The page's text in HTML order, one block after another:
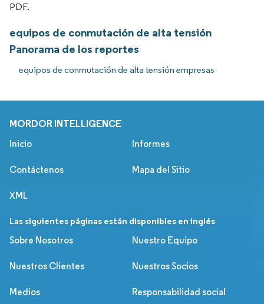
PDF.
equipos de conmutación de alta tensión
Panorama de los reportes
equipos de conmutación de alta tensión empresas
MORDOR INTELLIGENCE
Inicio Informes
Contáctenos Mapa del Sitio
XML
Las siguientes páginas están disponibles en inglés
Sobre Nosotros
Nuestro Equipo
Nuestros Clientes Nuestros Socios
Medios Responsabilidad social